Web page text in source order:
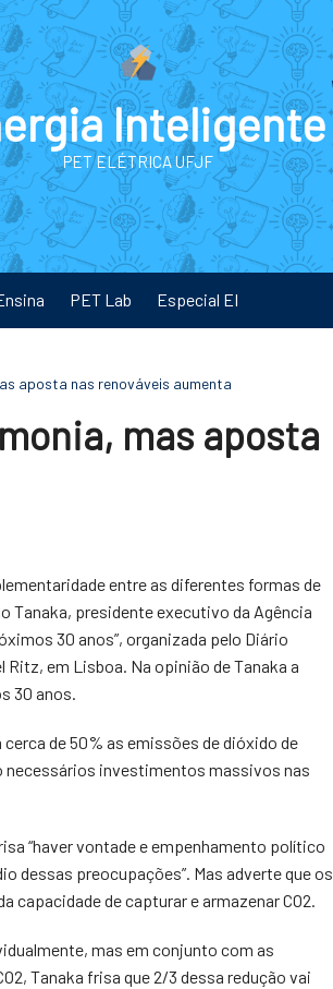
Inteligente
PET ELÉTRICA UFJF
PET Lab Especial EI
aposta nas renováveis aumenta
mas aposta
entre as diferentes formas de
Tanaka, presidente executivo da Agência
30 anos”, organizada pelo Diário
em Lisboa. Na opinião de Tanaka a
30 anos.
de 50% as emissões de dióxido de
necessários investimentos massivos nas
“haver vontade e empenhamento político
dessas preocupações”. Mas adverte que os
capacidade de capturar e armazenar CO2.
mas em conjunto com as
Tanaka frisa que 2/3 dessa redução vai